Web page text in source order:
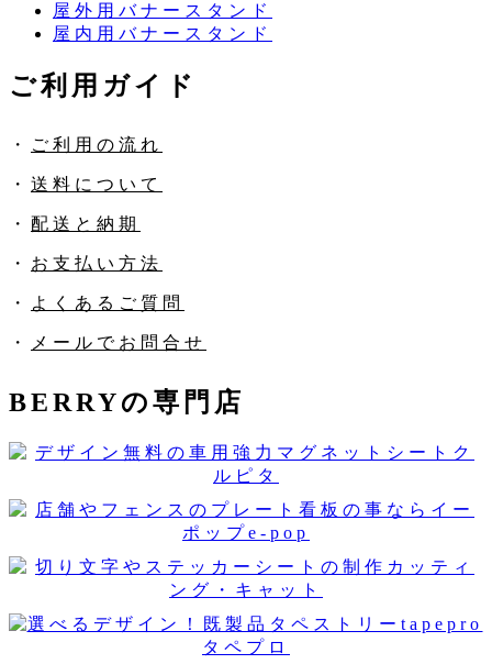
屋外用バナースタンド
屋内用バナースタンド
ご利用ガイド
・ ご利用の流れ
・ 送料について
・ 配送と納期
・ お支払い方法
・ よくあるご質問
・ メールでお問合せ
BERRYの専門店